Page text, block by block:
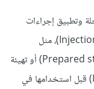
وتطبيق إجراءات
الحماية المناسبة لمنع هجمات الحقن (Injection attacks)، مثل
استخدام تعبيرات استعلام محمية (Prepared statements) أو تهيئة
وتنظيف البيانات المدخلة (Input sanitization) قبل استخدامها في